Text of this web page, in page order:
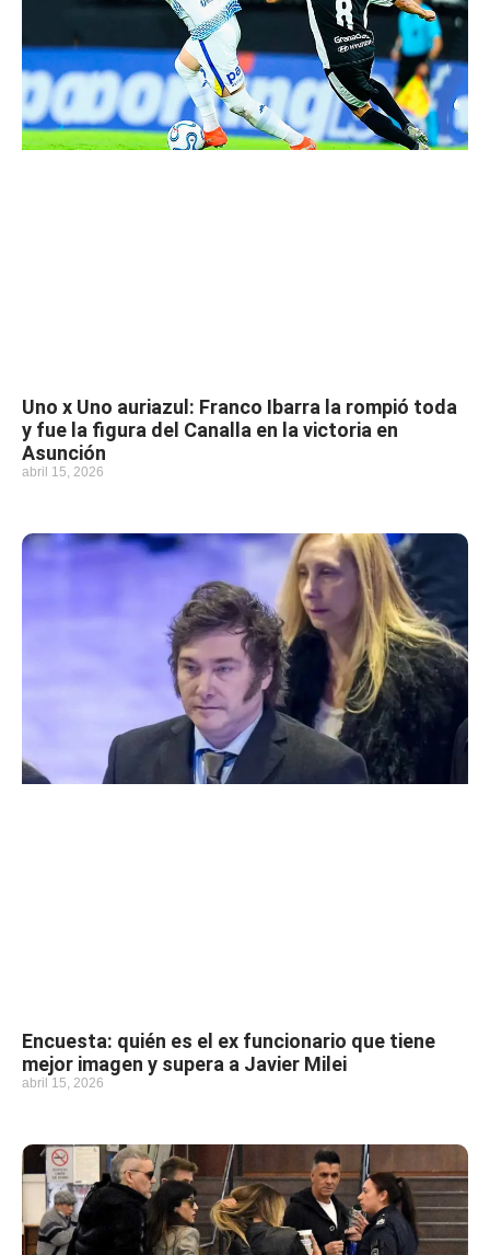
Uno x Uno auriazul: Franco Ibarra la rompió toda
y fue la figura del Canalla en la victoria en
Asunción
abril 15, 2026
Encuesta: quién es el ex funcionario que tiene
mejor imagen y supera a Javier Milei
abril 15, 2026